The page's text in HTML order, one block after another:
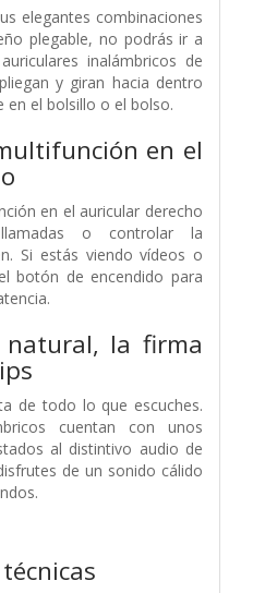
elegantes combinaciones
plegable, no podrás ir a
inalámbricos de
y giran hacia dentro
en el bolsillo o el bolso.
en el
en el auricular derecho
o controlar la
Si estás viendo vídeos o
botón de encendido para
natural, la firma
de todo lo que escuches.
cuentan con unos
al distintivo audio de
de un sonido cálido